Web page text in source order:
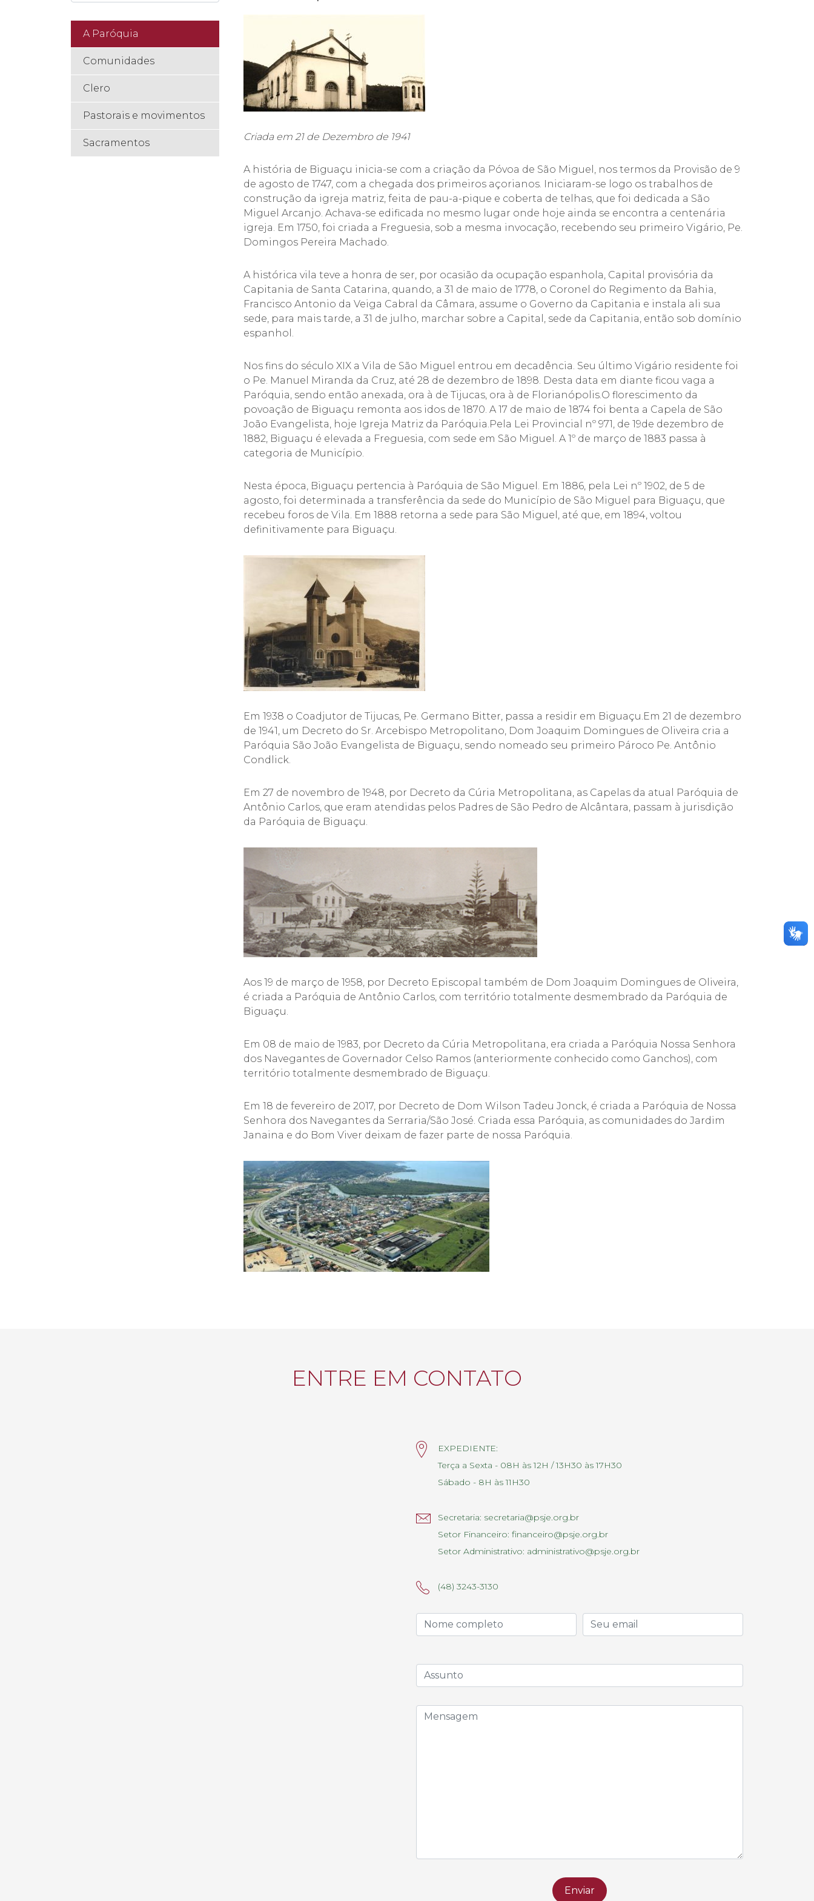
A Paróquia
Comunidades
Clero
Pastorais e movimentos
Sacramentos
Criada em 21 de Dezembro de 1941
A história de Biguaçu inicia-se com a criação da Póvoa de São Miguel, nos termos da Provisão de 9
de agosto de 1747, com a chegada dos primeiros açorianos. Iniciaram-se logo os trabalhos de
construção da igreja matriz, feita de pau-a-pique e coberta de telhas, que foi dedicada a São
Miguel Arcanjo. Achava-se edificada no mesmo lugar onde hoje ainda se encontra a centenária
igreja. Em 1750, foi criada a Freguesia, sob a mesma invocação, recebendo seu primeiro Vigário, Pe.
Domingos Pereira Machado.
A histórica vila teve a honra de ser, por ocasião da ocupação espanhola, Capital provisória da
Capitania de Santa Catarina, quando, a 31 de maio de 1778, o Coronel do Regimento da Bahia,
Francisco Antonio da Veiga Cabral da Câmara, assume o Governo da Capitania e instala ali sua
sede, para mais tarde, a 31 de julho, marchar sobre a Capital, sede da Capitania, então sob domínio
espanhol.
Nos fins do século XIX a Vila de São Miguel entrou em decadência. Seu último Vigário residente foi
o Pe. Manuel Miranda da Cruz, até 28 de dezembro de 1898. Desta data em diante ficou vaga a
Paróquia, sendo então anexada, ora à de Tijucas, ora à de Florianópolis.O florescimento da
povoação de Biguaçu remonta aos idos de 1870. A 17 de maio de 1874 foi benta a Capela de São
João Evangelista, hoje Igreja Matriz da Paróquia.Pela Lei Provincial nº 971, de 19de dezembro de
1882, Biguaçu é elevada a Freguesia, com sede em São Miguel. A 1º de março de 1883 passa à
categoria de Município.
Nesta época, Biguaçu pertencia à Paróquia de São Miguel. Em 1886, pela Lei nº 1902, de 5 de
agosto, foi determinada a transferência da sede do Município de São Miguel para Biguaçu, que
recebeu foros de Vila. Em 1888 retorna a sede para São Miguel, até que, em 1894, voltou
definitivamente para Biguaçu.
Em 1938 o Coadjutor de Tijucas, Pe. Germano Bitter, passa a residir em Biguaçu.Em 21 de dezembro
de 1941, um Decreto do Sr. Arcebispo Metropolitano, Dom Joaquim Domingues de Oliveira cria a
Paróquia São João Evangelista de Biguaçu, sendo nomeado seu primeiro Pároco Pe. Antônio
Condlick.
Em 27 de novembro de 1948, por Decreto da Cúria Metropolitana, as Capelas da atual Paróquia de
Antônio Carlos, que eram atendidas pel os Padres de São Pedro de Alcântara, passam à jurisdição
da Paróquia de Biguaçu.
Aos 19 de março de 1958, por Decreto Episcopal também de Dom Joaquim Domingues de Oliveira,
é criada a Paróquia de Antônio Carlos, com território totalmente desmembrado da Paróquia de
Biguaçu.
Em 08 de maio de 1983, por Decreto da Cúria Metropolitana, era criada a Paróquia Nossa Senhora
dos Navegantes de Governador Celso Ramos (anteriormente conhecido como Ganchos), com
território totalmente desmembrado de Biguaçu.
Em 18 de fevereiro de 2017, por Decreto de Dom Wilson Tadeu Jonck, é criada a Paróquia de Nossa
Senhora dos Navegantes da Serraria/São José. Criada essa Paróquia, as comunidades do Jardim
Janaina e do Bom Viver deixam de fazer parte de nossa Paróquia.
ENTRE EM CONTATO
EXPEDIENTE:
Terça a Sexta - 08H às 12H / 13H30 às 17H30
Sábado - 8H às 11H30
Secretaria: secretaria@psje.org.br
Setor Financeiro: financeiro@psje.org.br
Setor Administrativo: administrativo@psje.org.br
(48) 3243-3130